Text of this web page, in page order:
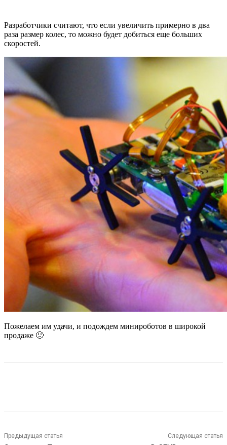
Разработчики считают, что если увеличить примерно в два
раза размер колес, то можно будет добиться еще больших
скоростей.
Пожелаем им удачи, и подождем минироботов в широкой
продаже 🙂
Предыдущая статья Следующая статья